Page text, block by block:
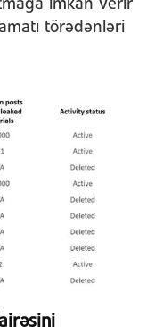
imkan verir
törədənləri